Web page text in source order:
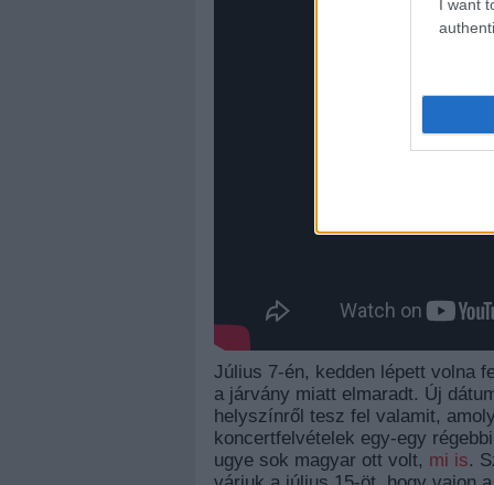
I want
Július 7-én, kedden lépett volna
a járvány miatt elmaradt. Új
helyszínről tesz fel valamit,
koncertfelvételek egy-egy
ugye sok magyar ott volt, mi is.